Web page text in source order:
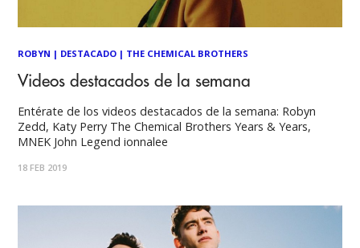
ROBYN | DESTACADO | THE CHEMICAL BROTHERS
Videos destacados de la semana
Entérate de los videos destacados de la semana: Robyn
Zedd, Katy Perry The Chemical Brothers Years & Years,
MNEK John Legend ionnalee
18 FEB 2019